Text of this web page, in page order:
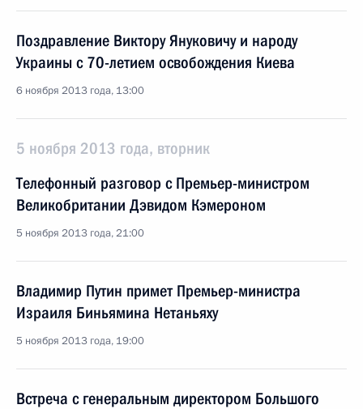
Поздравление Виктору Януковичу и народу
Украины с 70-летием освобождения Киева
6 ноября 2013 года, 13:00
5 ноября 2013 года, вторник
Телефонный разговор с Премьер-министром
Великобритании Дэвидом Кэмероном
5 ноября 2013 года, 21:00
Владимир Путин примет Премьер-министра
Израиля Биньямина Нетаньяху
5 ноября 2013 года, 19:00
Встреча с генеральным директором Большого